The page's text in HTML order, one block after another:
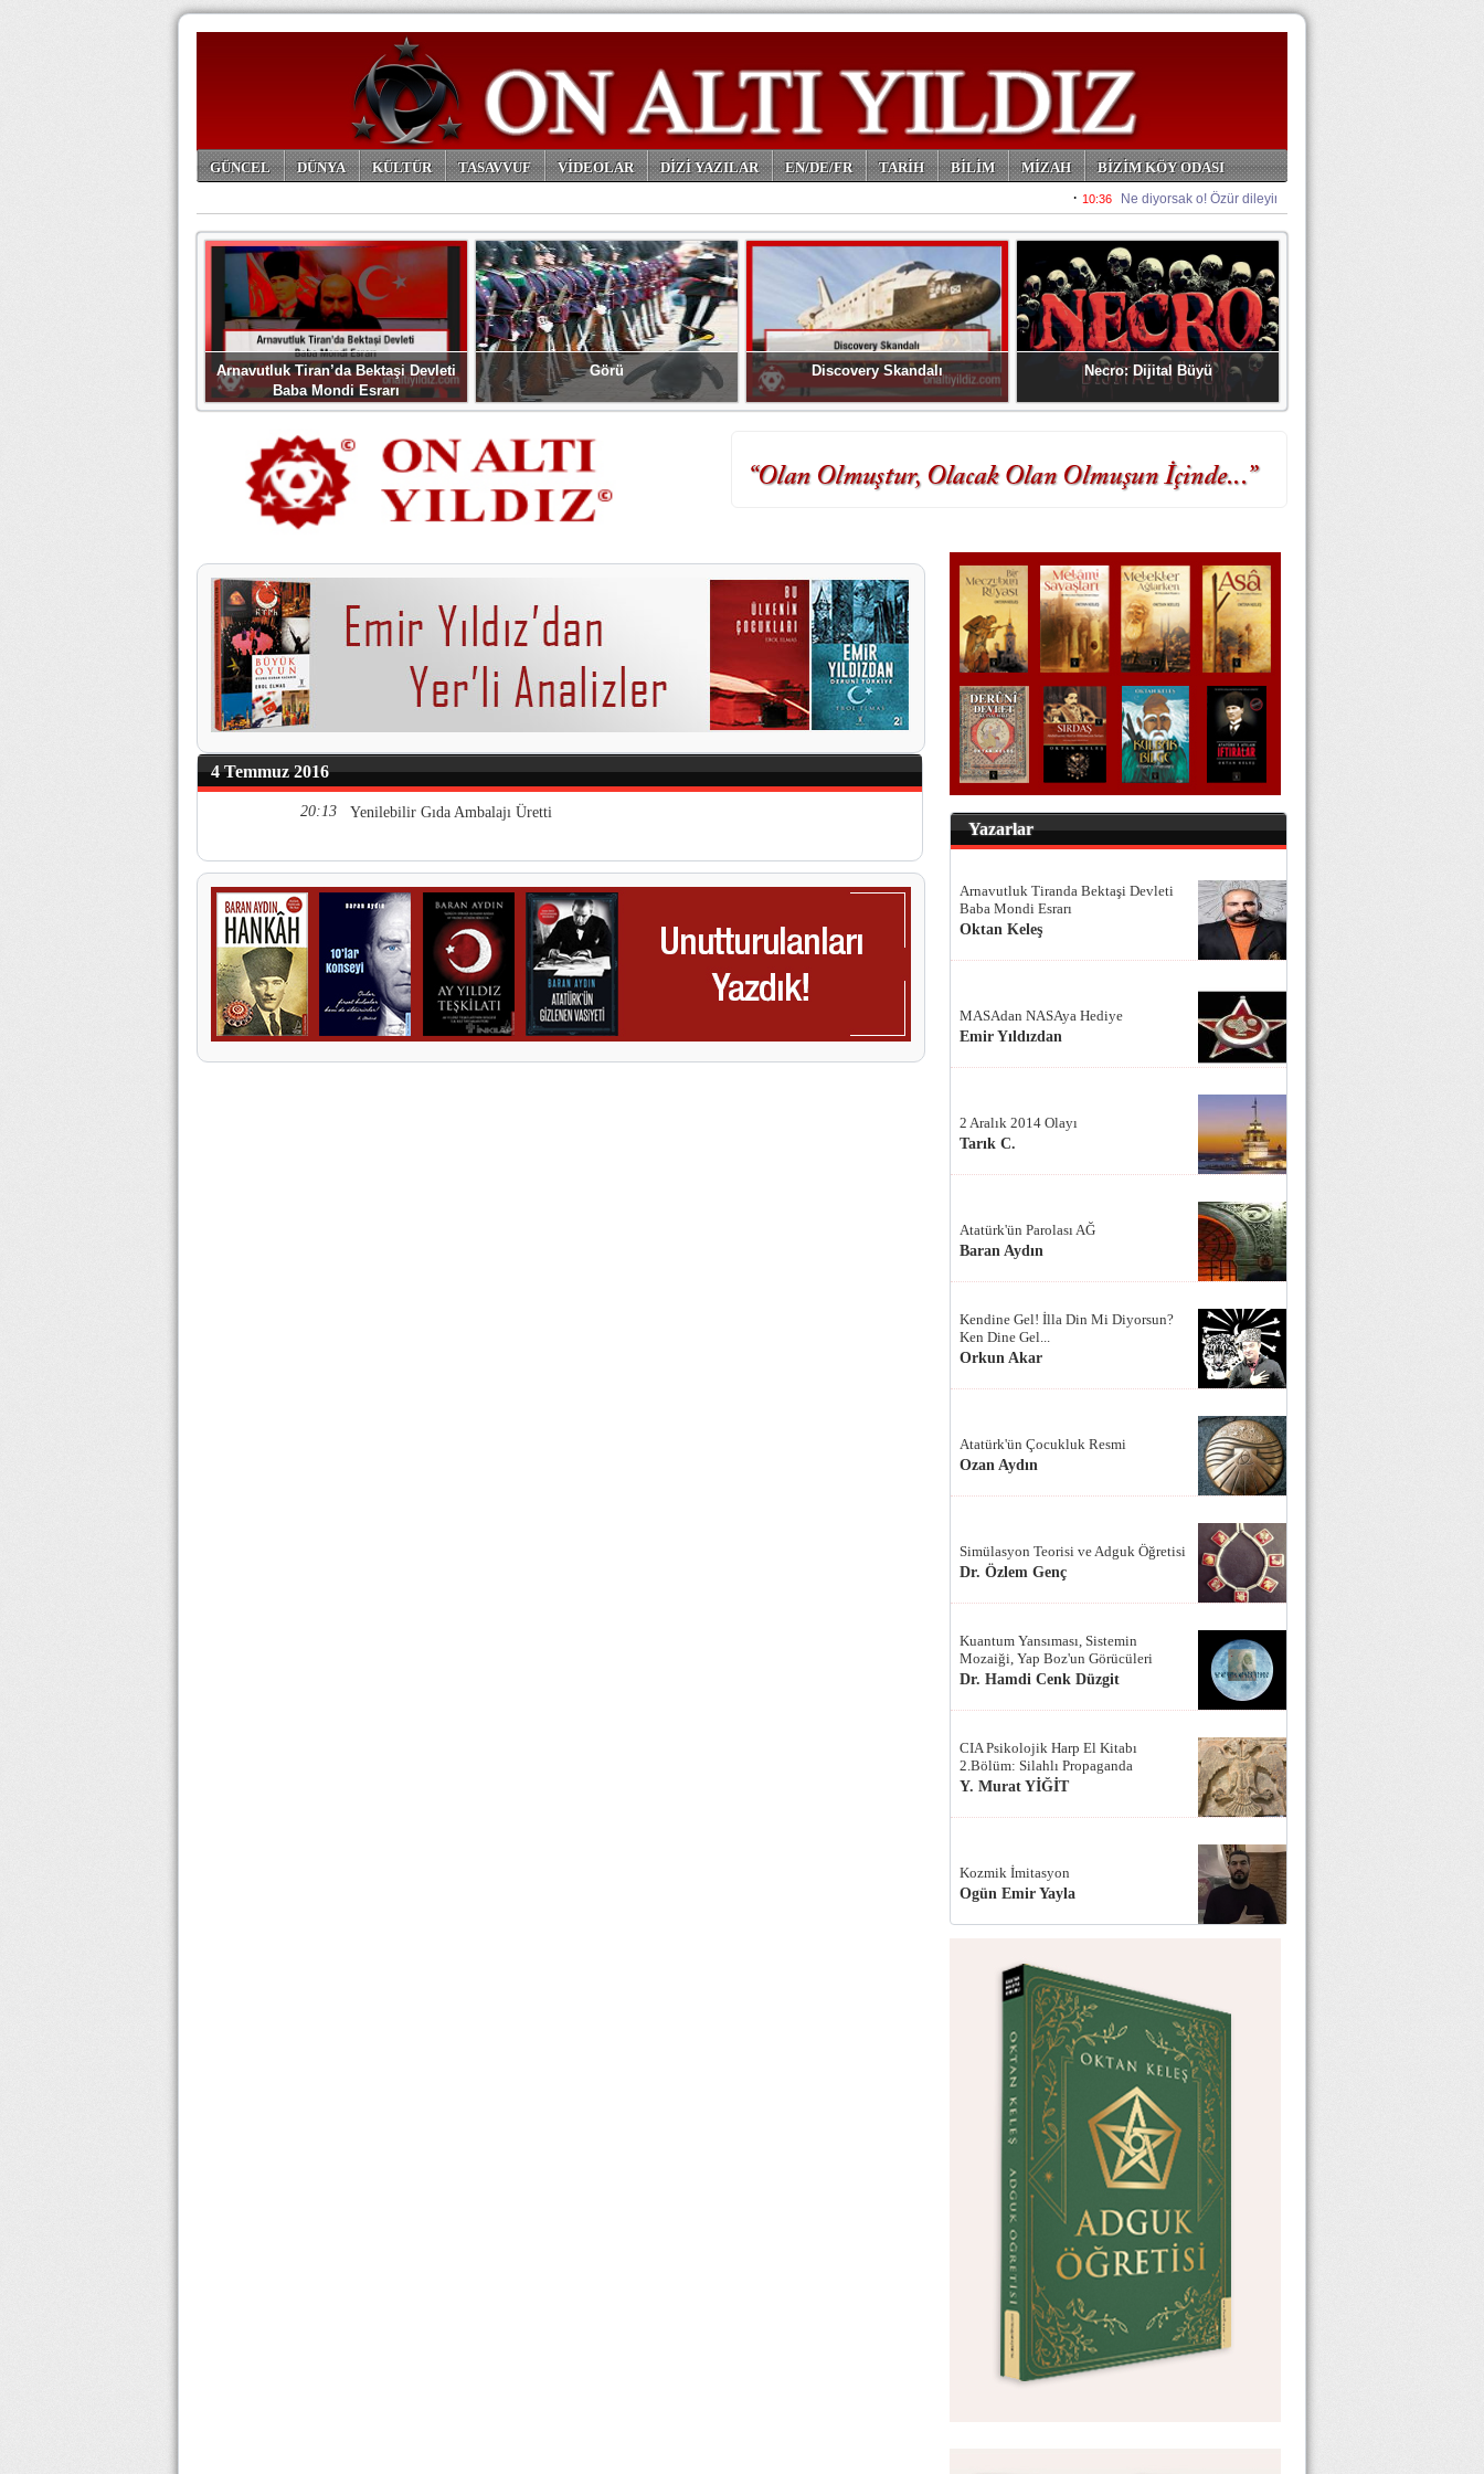
GÜNCEL DÜNYA KÜLTÜR TASAVVUF VİDEOLAR DİZİ YAZILAR EN/DE/FR TARİH BİLİM MİZAH
BİZİM KÖY ODASI
Arnavutluk Tiran’da Bektaşi Devleti
Baba Mondi Esrarı
Görü Discovery Skandalı Necro: Dijital Büyü
4 Temmuz 2016
20:13 Yenilebilir Gıda Ambalajı Üretti
Yazarlar
Arnavutluk Tiranda Bektaşi Devleti
Baba Mondi Esrarı
Oktan Keleş
MASAdan NASAya Hediye
Emir Yıldızdan
2 Aralık 2014 Olayı
Tarık C.
Atatürk'ün Parolası AĞ
Baran Aydın
Kendine Gel! İlla Din Mi Diyorsun?
Ken Dine Gel...
Orkun Akar
Atatürk'ün Çocukluk Resmi
Ozan Aydın
Simülasyon Teorisi ve Adguk Öğretisi
Dr. Özlem Genç
Kuantum Yansıması, Sistemin
Mozaiği, Yap Boz'un Görücüleri
Dr. Hamdi Cenk Düzgit
CIA Psikolojik Harp El Kitabı
2.Bölüm: Silahlı Propaganda
Y. Murat YİĞİT
Kozmik İmitasyon
Ogün Emir Yayla